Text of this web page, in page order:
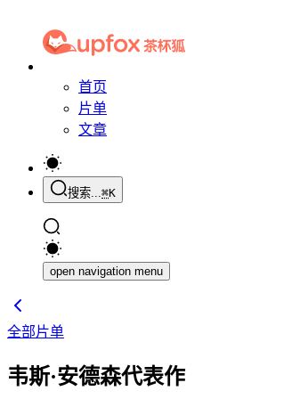
首页
片单
文章
搜索...⌘K
open navigation menu
全部片单
韦斯·安德森代表作